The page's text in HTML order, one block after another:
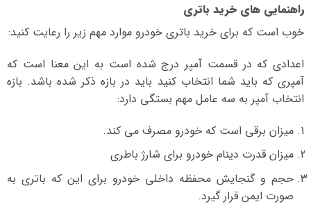
راهنمایی های خرید باتری
خوب است که برای خرید باتری خودرو موارد مهم زیر را رعایت کنید:
اعدادی که در قسمت آمپر درج شده است به این معنا است که
آمپری که باید شما انتخاب کنید باید در بازه ذکر شده باشد. بازه
انتخاب آمپر به سه عامل مهم بستگی دارد:
میزان برقی است که خودرو مصرف می کند.
میزان قدرت دینام خودرو برای شارژ باطری
حجم و گنجایش محفظه داخلی خودرو برای این که باتری به
صورت ایمن قرار گیرد.